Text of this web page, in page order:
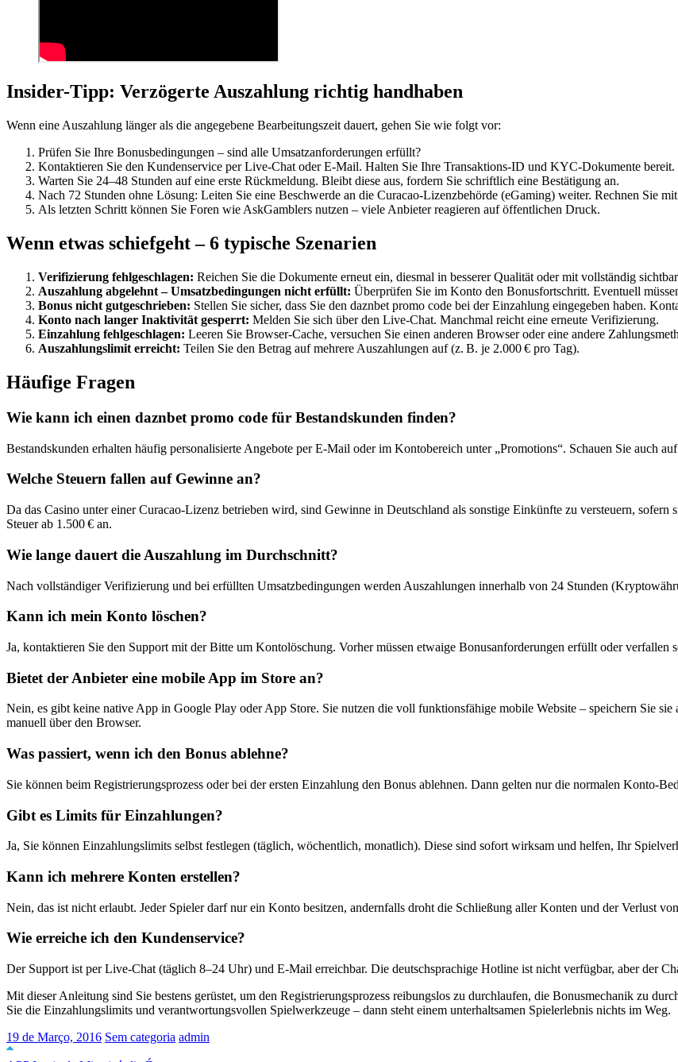
Insider-Tipp: Verzögerte Auszahlung richtig handhaben
Wenn eine Auszahlung länger als die angegebene Bearbeitungszeit dauert, gehen Sie wie folgt vor:
Prüfen Sie Ihre Bonusbedingungen – sind alle Umsatzanforderungen erfüllt?
Kontaktieren Sie den Kundenservice per Live-Chat oder E-Mail. Halten Sie Ihre Transaktions-ID und KYC-Dokumente bereit.
Warten Sie 24–48 Stunden auf eine erste Rückmeldung. Bleibt diese aus, fordern Sie schriftlich eine Bestätigung an.
Nach 72 Stunden ohne Lösung: Leiten Sie eine Beschwerde an die Curacao-Lizenzbehörde (eGaming) weiter. Rechnen Sie
Als letzten Schritt können Sie Foren wie AskGamblers nutzen – viele Anbieter reagieren auf öffentlichen Druck.
Wenn etwas schiefgeht – 6 typische Szenarien
Verifizierung fehlgeschlagen: Reichen Sie die Dokumente erneut ein, diesmal in besserer Qualität oder mit vollständig
Auszahlung abgelehnt – Umsatzbedingungen nicht erfüllt: Überprüfen Sie im Konto den Bonusfortschritt. Eventuell
Bonus nicht gutgeschrieben: Stellen Sie sicher, dass Sie den daznbet promo code bei der Einzahlung eingegeben haben.
Konto nach langer Inaktivität gesperrt: Melden Sie sich über den Live-Chat. Manchmal reicht eine erneute Verifizierung.
Einzahlung fehlgeschlagen: Leeren Sie Browser-Cache, versuchen Sie einen anderen Browser oder eine andere
Auszahlungslimit erreicht: Teilen Sie den Betrag auf mehrere Auszahlungen auf (z. B. je 2.000 € pro Tag).
Häufige Fragen
Wie kann ich einen daznbet promo code für Bestandskunden finden?
Bestandskunden erhalten häufig personalisierte Angebote per E-Mail oder im Kontobereich unter „Promotions“. Schauen Sie auch
Welche Steuern fallen auf Gewinne an?
Da das Casino unter einer Curacao-Lizenz betrieben wird, sind Gewinne in Deutschland als sonstige Einkünfte zu versteuern,
Steuer ab 1.500 € an.
Wie lange dauert die Auszahlung im Durchschnitt?
Nach vollständiger Verifizierung und bei erfüllten Umsatzbedingungen werden Auszahlungen innerhalb von 24 Stunden
Kann ich mein Konto löschen?
Ja, kontaktieren Sie den Support mit der Bitte um Kontolöschung. Vorher müssen etwaige Bonusanforderungen erfüllt oder verfallen
Bietet der Anbieter eine mobile App im Store an?
Nein, es gibt keine native App in Google Play oder App Store. Sie nutzen die voll funktionsfähige mobile Website – speichern Sie
manuell über den Browser.
Was passiert, wenn ich den Bonus ablehne?
Sie können beim Registrierungsprozess oder bei der ersten Einzahlung den Bonus ablehnen. Dann gelten nur die normalen Konto-
Gibt es Limits für Einzahlungen?
Ja, Sie können Einzahlungslimits selbst festlegen (täglich, wöchentlich, monatlich). Diese sind sofort wirksam und helfen, Ihr
Kann ich mehrere Konten erstellen?
Nein, das ist nicht erlaubt. Jeder Spieler darf nur ein Konto besitzen, andernfalls droht die Schließung aller Konten und der Verlust
Wie erreiche ich den Kundenservice?
Der Support ist per Live-Chat (täglich 8–24 Uhr) und E-Mail erreichbar. Die deutschsprachige Hotline ist nicht verfügbar, aber der
Mit dieser Anleitung sind Sie bestens gerüstet, um den Registrierungsprozess reibungslos zu durchlaufen, die Bonusmechanik zu
Sie die Einzahlungslimits und verantwortungsvollen Spielwerkzeuge – dann steht einem unterhaltsamen Spielerlebnis nichts im Weg.
19 de Março, 2016 Sem categoria admin